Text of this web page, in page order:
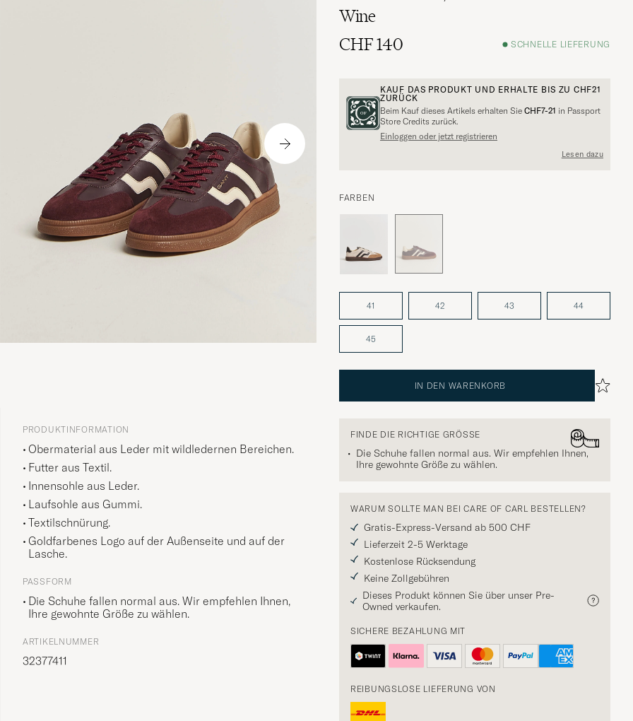
Wine
CHF 140
SCHNELLE LIEFERUNG
KAUF DAS PRODUKT UND ERHALTE BIS ZU CHF21
ZURÜCK
Beim Kauf dieses Artikels erhalten Sie CHF7-21 in Passport
Store Credits zurück.
Einloggen oder jetzt registrieren
Lesen dazu
FARBEN
41 42 43 44
45
IN DEN WARENKORB
FINDE DIE RICHTIGE GRÖSSE
Die Schuhe fallen normal aus. Wir empfehlen Ihnen,
Ihre gewohnte Größe zu wählen.
WARUM SOLLTE MAN BEI CARE OF CARL BESTELLEN?
Gratis-Express-Versand ab 500 CHF
Lieferzeit 2-5 Werktage
Kostenlose Rücksendung
Keine Zollgebühren
Dieses Produkt können Sie über unser Pre-
Owned verkaufen.
SICHERE BEZAHLUNG MIT
REIBUNGSLOSE LIEFERUNG VON
PRODUKTINFORMATION
Obermaterial aus Leder mit wildledernen Bereichen.
Futter aus Textil.
Innensohle aus Leder.
Laufsohle aus Gummi.
Textilschnürung.
Goldfarbenes Logo auf der Außenseite und auf der
Lasche.
PASSFORM
Die Schuhe fallen normal aus. Wir empfehlen Ihnen,
Ihre gewohnte Größe zu wählen.
ARTIKELNUMMER
32377411